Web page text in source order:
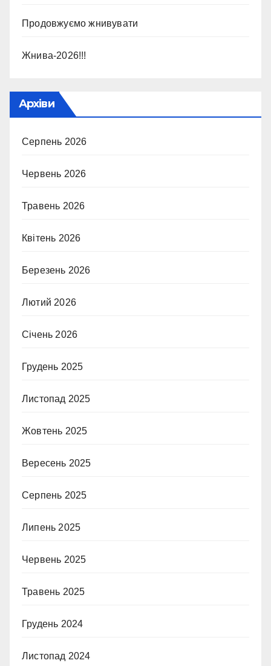
Продовжуємо жнивувати
Жнива-2026!!!
Архіви
Серпень 2026
Червень 2026
Травень 2026
Квітень 2026
Березень 2026
Лютий 2026
Січень 2026
Грудень 2025
Листопад 2025
Жовтень 2025
Вересень 2025
Серпень 2025
Липень 2025
Червень 2025
Травень 2025
Грудень 2024
Листопад 2024